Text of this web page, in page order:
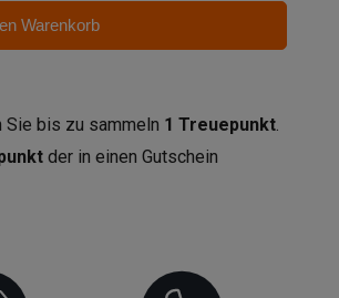
Warenkorb
Sie bis zu sammeln 1 Treuepunkt.
der in einen Gutschein